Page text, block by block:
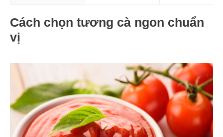
Cách chọn tương cà ngon chuẩn
vị